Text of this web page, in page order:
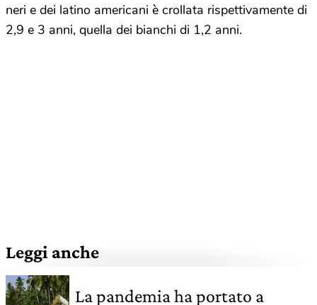
neri e dei latino americani è crollata rispettivamente di
2,9 e 3 anni, quella dei bianchi di 1,2 anni.
Leggi anche
La pandemia ha portato a